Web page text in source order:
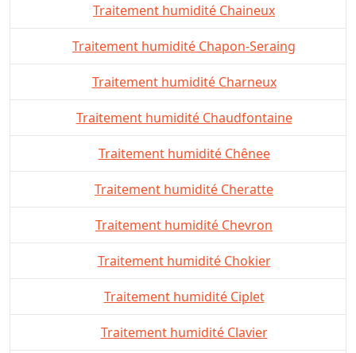
Traitement humidité Chaineux
Traitement humidité Chapon-Seraing
Traitement humidité Charneux
Traitement humidité Chaudfontaine
Traitement humidité Chênee
Traitement humidité Cheratte
Traitement humidité Chevron
Traitement humidité Chokier
Traitement humidité Ciplet
Traitement humidité Clavier